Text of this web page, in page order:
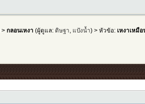
>กลอนเหงา (ผู้ดูแล:ดิษฐา แป้งน้ำ) > หัวข้อ: เหงาเหมื